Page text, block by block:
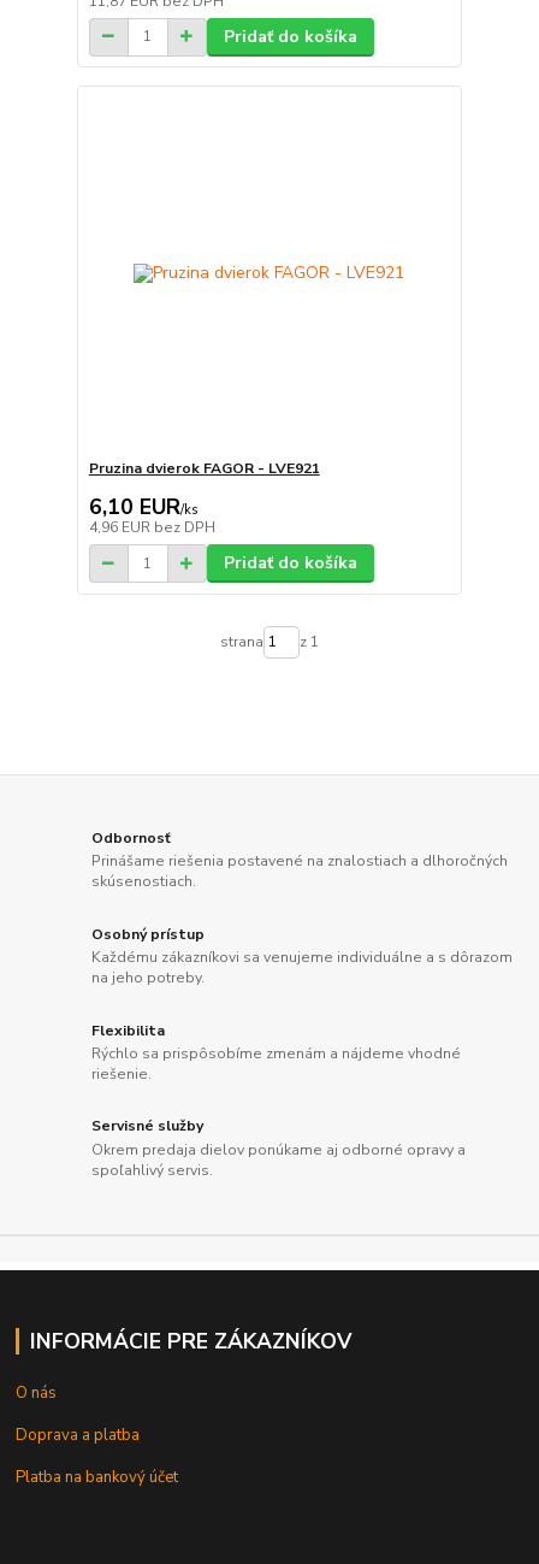
Pridať do košíka
Pruzina dvierok FAGOR - LVE921
6,10 EUR/ks
4,96 EUR bez DPH
Pridať do košíka
strana z 1
Odbornosť
Prinášame riešenia postavené na znalostiach a dlhoročných
skúsenostiach.
Osobný prístup
Každému zákazníkovi sa venujeme individuálne a s dôrazom
na jeho potreby.
Flexibilita
Rýchlo sa prispôsobíme zmenám a nájdeme vhodné
riešenie.
Servisné služby
Okrem predaja dielov ponúkame aj odborné opravy a
spoľahlivý servis.
INFORMÁCIE PRE ZÁKAZNÍKOV
O nás
Doprava a platba
Platba na bankový účet